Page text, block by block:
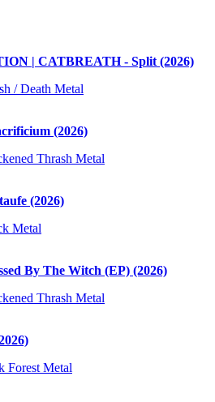
| CATBREATH - Split (2026)
/ Death Metal
(2026)
Thrash Metal
(2026)
Metal
By The Witch (EP) (2026)
Thrash Metal
Forest Metal